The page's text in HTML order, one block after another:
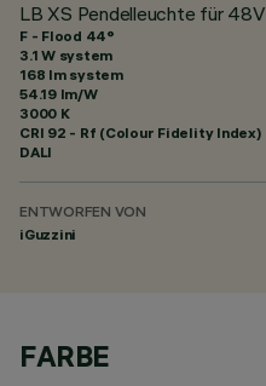
LB XS Pendelleuchte für
F - Flood 44°
3.1 W system
168 lm system
54.19 lm/W
3000 K
CRI 92 - Rf (Colour Fidelity Index)
DALI
ENTWORFEN VON
iGuzzini
FARBE